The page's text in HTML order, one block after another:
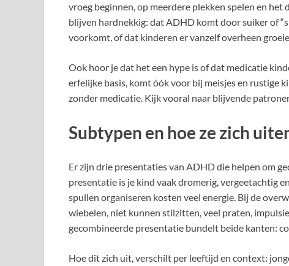
vroeg beginnen, op meerdere plekken spelen en
blijven hardnekkig: dat ADHD komt door suiker of
voorkomt, of dat kinderen er vanzelf overheen
Ook hoor je dat het een hype is of dat medicatie
erfelijke basis, komt óók voor bij meisjes en rustige
zonder medicatie. Kijk vooral naar blijvende
Subtypen en hoe ze zich
Er zijn drie presentaties van ADHD die helpen om
presentatie is je kind vaak dromerig, vergeetachtig
spullen organiseren kosten veel energie. Bij de
wiebelen, niet kunnen stilzitten, veel praten,
gecombineerde presentatie bundelt beide kanten:
Hoe dit zich uit, verschilt per leeftijd en context: